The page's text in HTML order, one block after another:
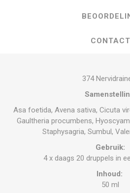
CONTACT
374
Asa foetida, Avena sativa, Cicuta
Gaultheria procumbens,
Staphysagria, Sumbul,
Gebruik:
4 x daags 20 druppels in
Inhoud:
50 ml